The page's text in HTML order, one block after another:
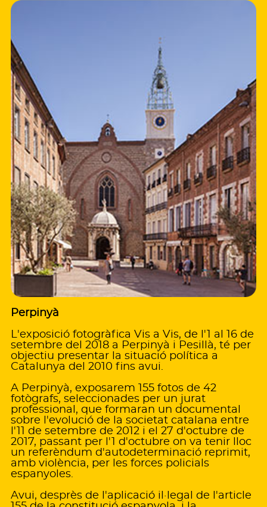
Perpinyà
L'exposició fotogràfica Vis a Vis, de l'1 al 16 de
setembre del 2018 a Perpinyà i Pesillà, té per
objectiu presentar la situació política a
Catalunya del 2010 fins avui.
A Perpinyà, exposarem 155 fotos de 42
fotògrafs, seleccionades per un jurat
professional, que formaran un documental
sobre l'evolució de la societat catalana entre
l'11 de setembre de 2012 i el 27 d'octubre de
2017, passant per l'1 d'octubre on va tenir lloc
un referèndum d'autodeterminació reprimit,
amb violència, per les forces policials
espanyoles.
Avui, desprès de l'aplicació il·legal de l'article